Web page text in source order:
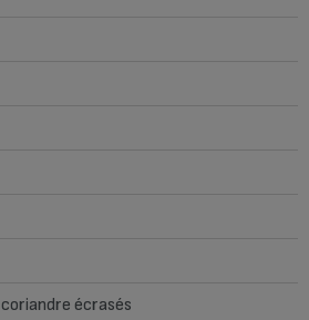
écrasés